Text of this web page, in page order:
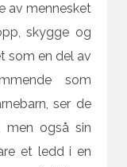
av mennesket
skygge og
som en del av
som
ser de
men også sin
et ledd i en